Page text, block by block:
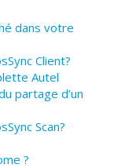
dans votre
Client?
Autel
partage d’un
Scan?
?